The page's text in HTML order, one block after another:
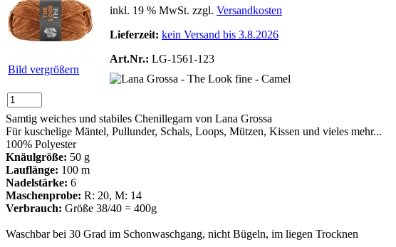
Bild vergrößern
inkl. 19 % MwSt. zzgl. Versandkosten
Lieferzeit: kein Versand bis 3.8.2026
Art.Nr.: LG-1561-123
Samtig weiches und stabiles Chenillegarn von Lana Grossa
Für kuschelige Mäntel, Pullunder, Schals, Loops, Mützen, Kissen und vieles mehr...
100% Polyester
Knäulgröße: 50 g
Lauflänge: 100 m
Nadelstärke: 6
Maschenprobe: R: 20, M: 14
Verbrauch: Größe 38/40 = 400g
Waschbar bei 30 Grad im Schonwaschgang, nicht Bügeln, im liegen Trocknen